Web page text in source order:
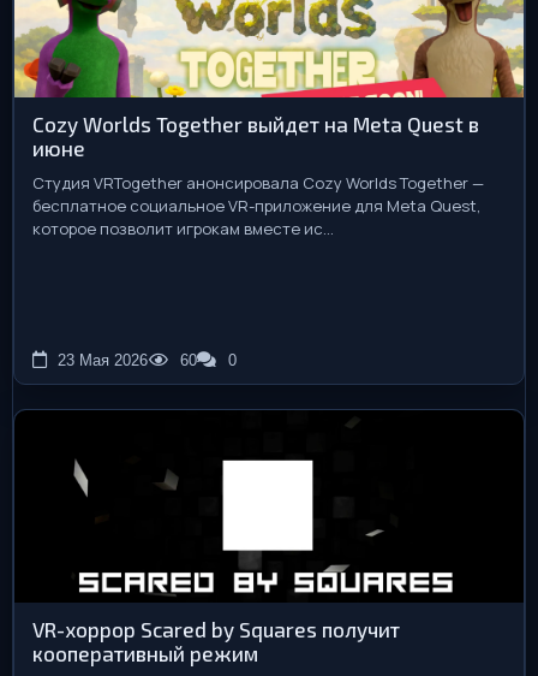
Cozy Worlds Together выйдет на Meta Quest в
июне
Студия VRTogether анонсировала Cozy Worlds Together —
бесплатное социальное VR-приложение для Meta Quest,
которое позволит игрокам вместе ис...
23 Мая 2026 60 0
VR-хоррор Scared by Squares получит
кооперативный режим